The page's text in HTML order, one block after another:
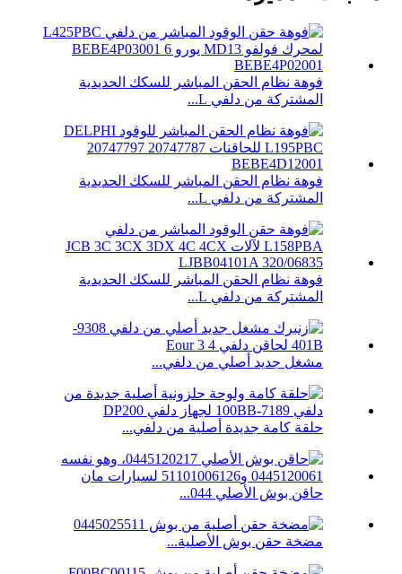
فوهة نظام الحقن المباشر للسكك الحديدية
المشتركة من دلفي L...
فوهة نظام الحقن المباشر للسكك الحديدية
المشتركة من دلفي L...
فوهة نظام الحقن المباشر للسكك الحديدية
المشتركة من دلفي L...
مشغل جديد أصلي من دلفي...
حلقة كامة جديدة أصلية من دلفي...
حاقن بوش الأصلي 044...
مضخة حقن بوش الأصلية...